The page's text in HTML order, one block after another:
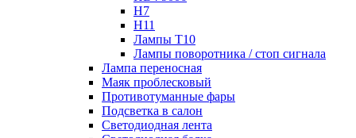
H7
H11
Лампы Т10
Лампы поворотника / стоп сигнала
Лампа переносная
Маяк проблесковый
Противотуманные фары
Подсветка в салон
Светодиодная лента